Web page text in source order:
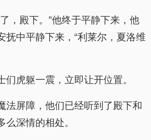
，殿下。”他终于平静下来，他
抚中平静下来，“利莱尔，夏洛维
们虎躯一震，立即让开位置。
法屏障，他们已经听到了殿下和
么深情的相处。